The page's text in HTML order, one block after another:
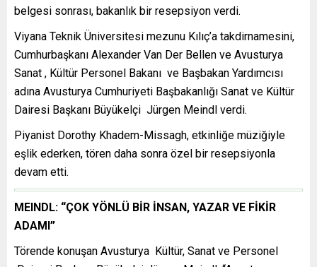
belgesi sonrası, bakanlık bir resepsiyon verdi.
Viyana Teknik Üniversitesi mezunu Kılıç’a takdirnamesini,
Cumhurbaşkanı Alexander Van Der Bellen ve Avusturya
Sanat , Kültür Personel Bakanı ve Başbakan Yardımcısı
adına Avusturya Cumhuriyeti Başbakanlığı Sanat ve Kültür
Dairesi Başkanı Büyükelçi Jürgen Meindl verdi.
Piyanist Dorothy Khadem-Missagh, etkinliğe müziğiyle
eşlik ederken, tören daha sonra özel bir resepsiyonla
devam etti.
MEINDL: “ÇOK YÖNLÜ BİR İNSAN, YAZAR VE FİKİR
ADAMI”
Törende konuşan Avusturya Kültür, Sanat ve Personel